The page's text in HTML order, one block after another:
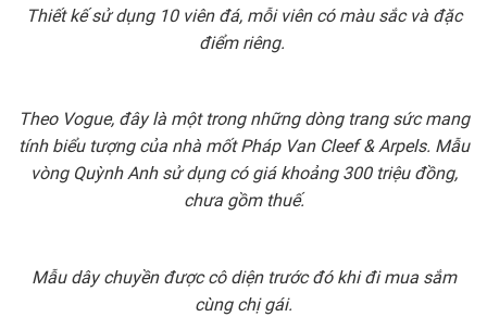
Thiết kế sử dụng 10 viên đá, mỗi viên có màu sắc và đặc
điểm riêng.
Theo Vogue, đây là một trong những dòng trang sức mang
tính biểu tượng của nhà mốt Pháp Van Cleef & Arpels. Mẫu
vòng Quỳnh Anh sử dụng có giá khoảng 300 triệu đồng,
chưa gồm thuế.
Mẫu dây chuyền được cô diện trước đó khi đi mua sắm
cùng chị gái.